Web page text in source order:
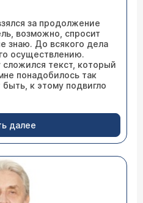
за продолжение
возможно, спросит
знаю. До всякого дела
осуществлению.
текст, который
понадобилось так
к этому подвигло
далее